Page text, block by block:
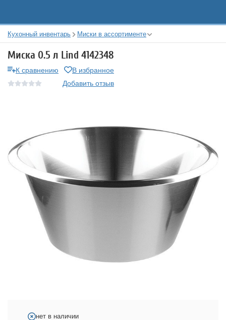
Кухонный инвентарь Миски в ассортименте
Миска 0.5 л Lind 4142348
К сравнению
В избранное
Добавить отзыв
нет в наличии